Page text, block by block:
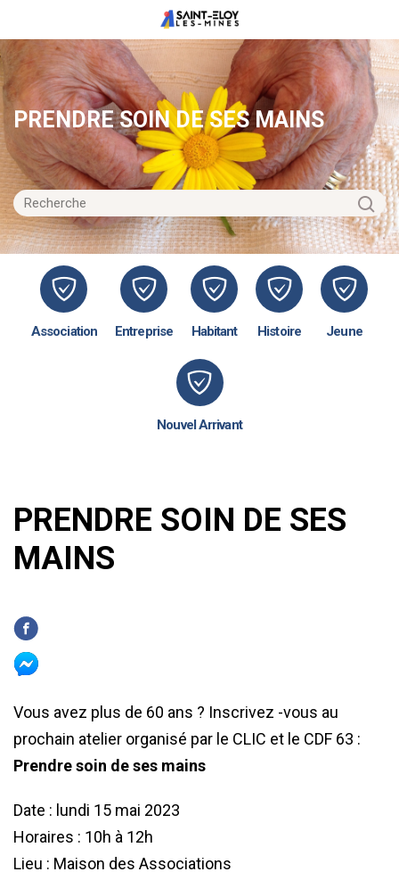
PRENDRE SOIN DE SES MAINS
Association Entreprise Habitant Histoire Jeune
Nouvel Arrivant
PRENDRE SOIN DE SES
MAINS
Vous avez plus de 60 ans ? Inscrivez -vous au
prochain atelier organisé par le CLIC et le CDF 63 :
Prendre soin de ses mains
Date : lundi 15 mai 2023
Horaires : 10h à 12h
Lieu : Maison des Associations